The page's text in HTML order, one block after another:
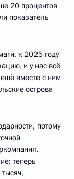
20 процентов
показатель
к 2025 году
и у нас всё
вместе с ним
острова
потому
теперь